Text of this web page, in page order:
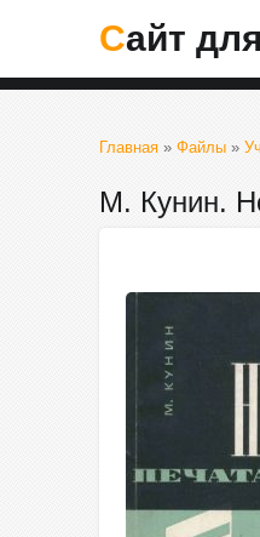
Сайт
Главная » Файлы »
М. Кунин.